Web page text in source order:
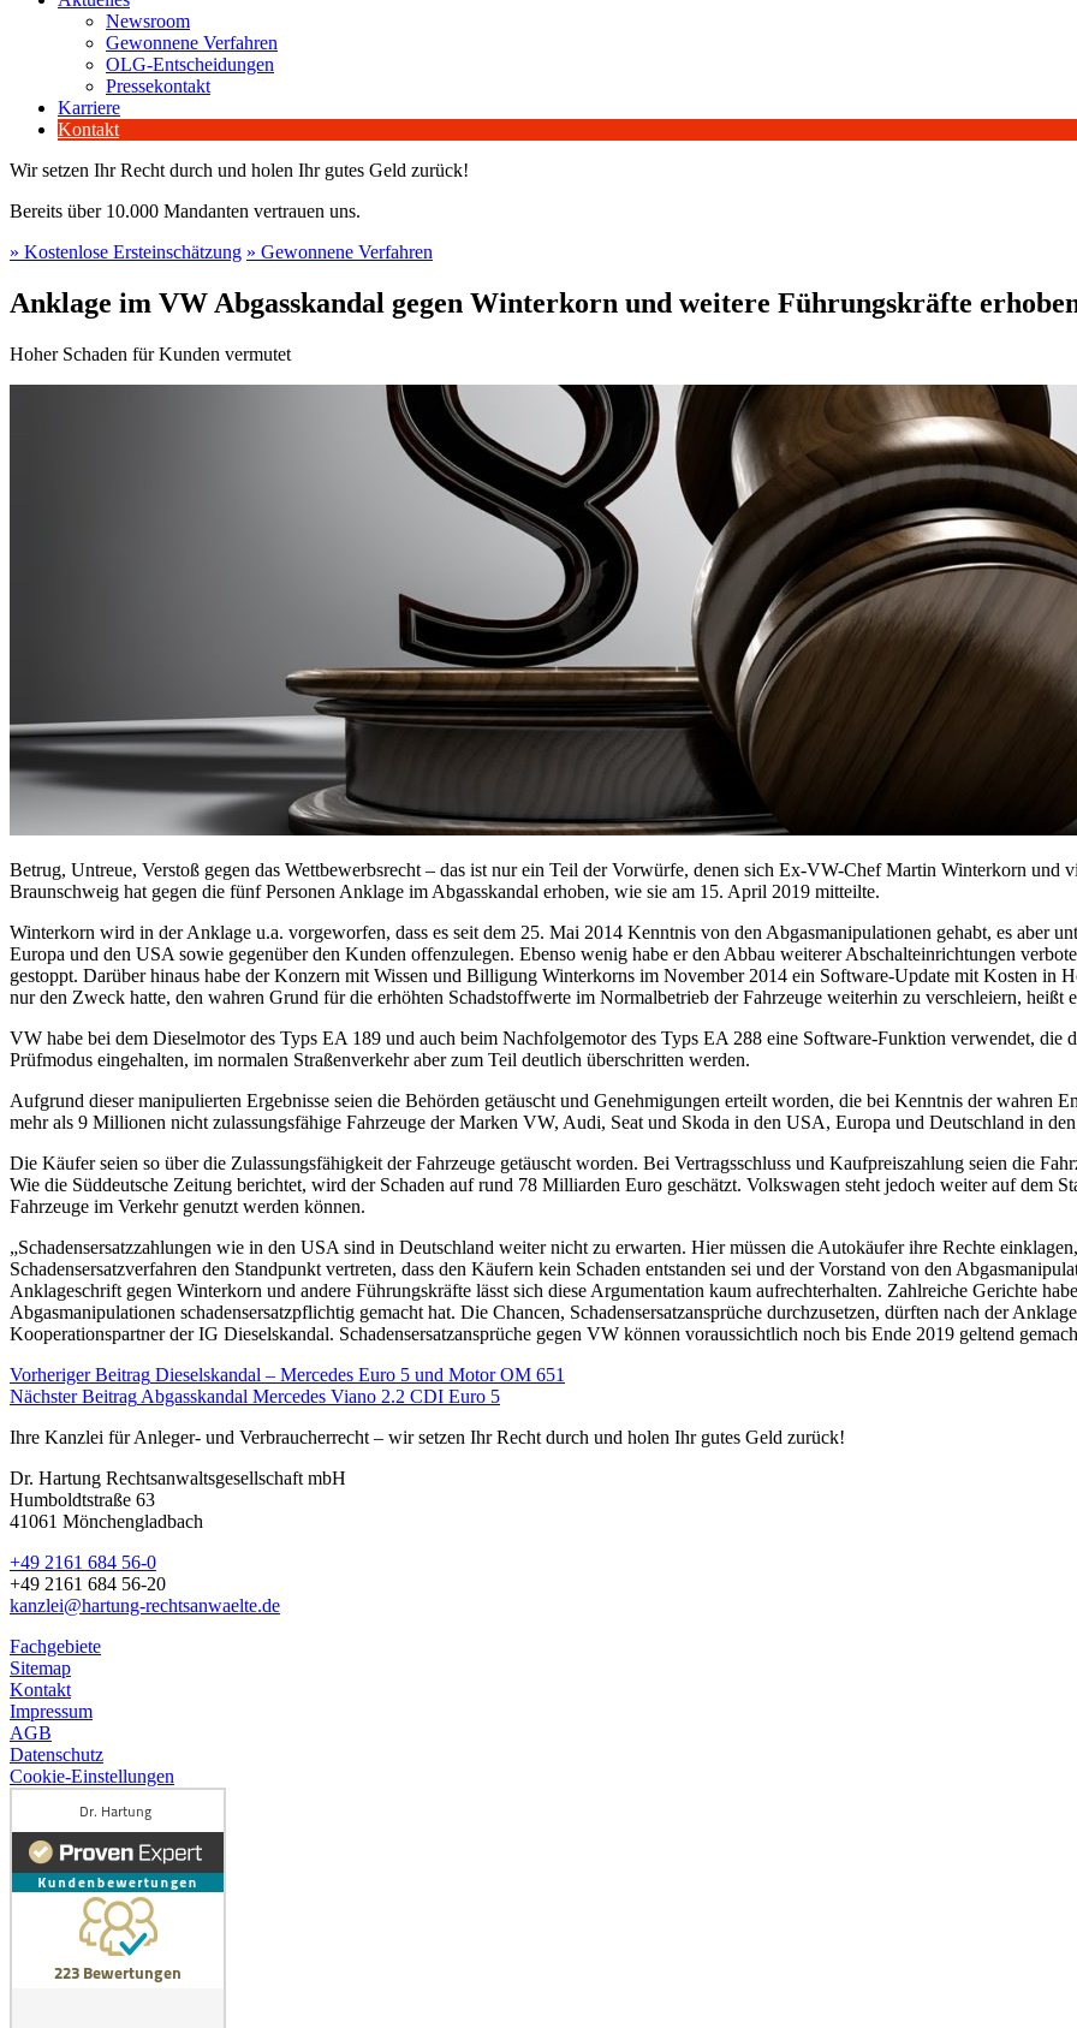
Newsroom
Gewonnene Verfahren
OLG-Entscheidungen
Pressekontakt
Karriere
Kontakt
Wir setzen Ihr Recht durch und holen Ihr gutes Geld zurück!
Bereits über 10.000 Mandanten vertrauen uns.
» Kostenlose Ersteinschätzung » Gewonnene Verfahren
Anklage im VW Abgasskandal gegen Winterkorn und weitere Führungskräfte
Hoher Schaden für Kunden vermutet
Betrug, Untreue, Verstoß gegen das Wettbewerbsrecht – das ist nur ein Teil der Vorwürfe, denen sich Ex-VW-Chef Martin Winterkorn und
Braunschweig hat gegen die fünf Personen Anklage im Abgasskandal erhoben, wie sie am 15. April 2019 mitteilte.
Winterkorn wird in der Anklage u.a. vorgeworfen, dass es seit dem 25. Mai 2014 Kenntnis von den Abgasmanipulationen gehabt, es aber
Europa und den USA sowie gegenüber den Kunden offenzulegen. Ebenso wenig habe er den Abbau weiterer Abschalteinrichtungen
gestoppt. Darüber hinaus habe der Konzern mit Wissen und Billigung Winterkorns im November 2014 ein Software-Update mit Kosten in
nur den Zweck hatte, den wahren Grund für die erhöhten Schadstoffwerte im Normalbetrieb der Fahrzeuge weiterhin zu verschleiern, heißt
VW habe bei dem Dieselmotor des Typs EA 189 und auch beim Nachfolgemotor des Typs EA 288 eine Software-Funktion verwendet, die
Prüfmodus eingehalten, im normalen Straßenverkehr aber zum Teil deutlich überschritten werden.
Aufgrund dieser manipulierten Ergebnisse seien die Behörden getäuscht und Genehmigungen erteilt worden, die bei Kenntnis der wahren
mehr als 9 Millionen nicht zulassungsfähige Fahrzeuge der Marken VW, Audi, Seat und Skoda in den USA, Europa und Deutschland in
Die Käufer seien so über die Zulassungsfähigkeit der Fahrzeuge getäuscht worden. Bei Vertragsschluss und Kaufpreiszahlung seien die
Wie die Süddeutsche Zeitung berichtet, wird der Schaden auf rund 78 Milliarden Euro geschätzt. Volkswagen steht jedoch weiter auf dem
Fahrzeuge im Verkehr genutzt werden können.
„Schadensersatzzahlungen wie in den USA sind in Deutschland weiter nicht zu erwarten. Hier müssen die Autokäufer ihre Rechte
Schadensersatzverfahren den Standpunkt vertreten, dass den Käufern kein Schaden entstanden sei und der Vorstand von den
Anklageschrift gegen Winterkorn und andere Führungskräfte lässt sich diese Argumentation kaum aufrechterhalten. Zahlreiche Gerichte
Abgasmanipulationen schadensersatzpflichtig gemacht hat. Die Chancen, Schadensersatzansprüche durchzusetzen, dürften nach der
Kooperationspartner der IG Dieselskandal. Schadensersatzansprüche gegen VW können voraussichtlich noch bis Ende 2019 geltend
Vorheriger Beitrag Dieselskandal – Mercedes Euro 5 und Motor OM 651
Nächster Beitrag Abgasskandal Mercedes Viano 2.2 CDI Euro 5
Ihre Kanzlei für Anleger- und Verbraucherrecht – wir setzen Ihr Recht durch und holen Ihr gutes Geld zurück!
Dr. Hartung Rechtsanwaltsgesellschaft mbH
Humboldtstraße 63
41061 Mönchengladbach
+49 2161 684 56-0
+49 2161 684 56-20
kanzlei@hartung-rechtsanwaelte.de
Fachgebiete
Sitemap
Kontakt
Impressum
AGB
Datenschutz
Cookie-Einstellungen